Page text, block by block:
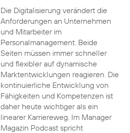
Die Digitalisierung verändert die
Anforderungen an Unternehmen
und Mitarbeiter im
Personalmanagement. Beide
Seiten müssen immer schneller
und flexibler auf dynamische
Marktentwicklungen reagieren. Die
kontinuierliche Entwicklung von
Fähigkeiten und Kompetenzen ist
daher heute wichtiger als ein
linearer Karriereweg. Im Manager
Magazin Podcast spricht